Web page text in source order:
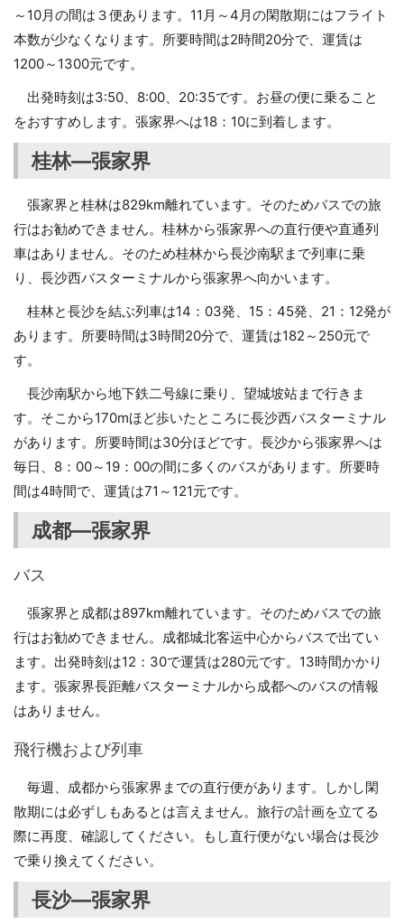
～10月の間は３便あります。11月～4月の閑散期にはフライト
本数が少なくなります。所要時間は2時間20分で、運賃は
1200～1300元です。
出発時刻は3:50、8:00、20:35です。お昼の便に乗ること
をおすすめします。張家界へは18：10に到着します。
桂林―張家界
張家界と桂林は829km離れています。そのためバスでの旅
行はお勧めできません。桂林から張家界への直行便や直通列
車はありません。そのため桂林から長沙南駅まで列車に乗
り、長沙西バスターミナルから張家界へ向かいます。
桂林と長沙を結ぶ列車は14：03発、15：45発、21：12発が
あります。所要時間は3時間20分で、運賃は182～250元で
す。
長沙南駅から地下鉄二号線に乗り、望城坡站まで行きま
す。そこから170mほど歩いたところに長沙西バスターミナル
があります。所要時間は30分ほどです。長沙から張家界へは
毎日、8：00～19：00の間に多くのバスがあります。所要時
間は4時間で、運賃は71～121元です。
成都―張家界
バス
張家界と成都は897km離れています。そのためバスでの旅
行はお勧めできません。成都城北客运中心からバスで出てい
ます。出発時刻は12：30で運賃は280元です。13時間かかり
ます。張家界長距離バスターミナルから成都へのバスの情報
はありません。
飛行機および列車
毎週、成都から張家界までの直行便があります。しかし閑
散期には必ずしもあるとは言えません。旅行の計画を立てる
際に再度、確認してください。もし直行便がない場合は長沙
で乗り換えてください。
長沙―張家界